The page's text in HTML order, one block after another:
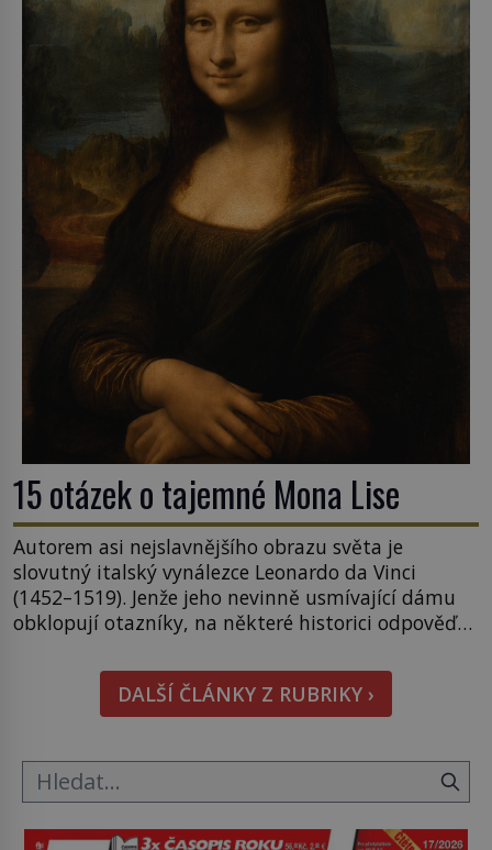
15 otázek o tajemné Mona Lise
Autorem asi nejslavnějšího obrazu světa je
slovutný italský vynálezce Leonardo da Vinci
(1452–1519). Jenže jeho nevinně usmívající dámu
obklopují otazníky, na některé historici odpověď
pověsil Napoleon? Samotný císař Napoleon
Bonaparte (1769–1821) má pro malbu slabost, a
tak si ji ještě jako první konzul přemístí do své
DALŠÍ ČLÁNKY Z RUBRIKY ›